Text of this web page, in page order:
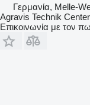
Γερμανία, Melle-
Agravis Technik
Επικοινωνία με τον